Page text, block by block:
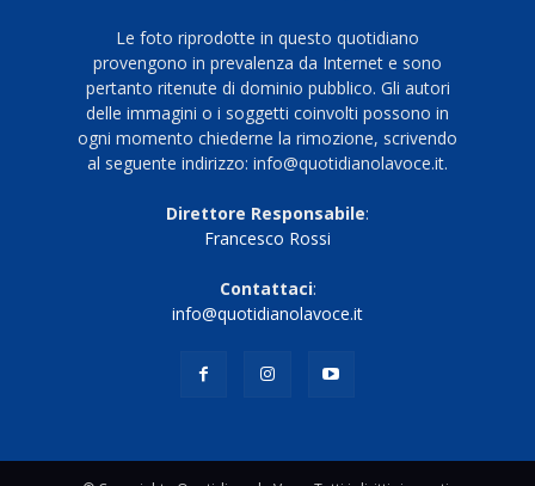
Le foto riprodotte in questo quotidiano
provengono in prevalenza da Internet e sono
pertanto ritenute di dominio pubblico. Gli autori
delle immagini o i soggetti coinvolti possono in
ogni momento chiederne la rimozione, scrivendo
al seguente indirizzo: info@quotidianolavoce.it.
Direttore Responsabile:
Francesco Rossi
Contattaci:
info@quotidianolavoce.it